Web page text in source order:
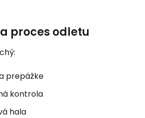
proces odletu
prepážke
kontrola
hala